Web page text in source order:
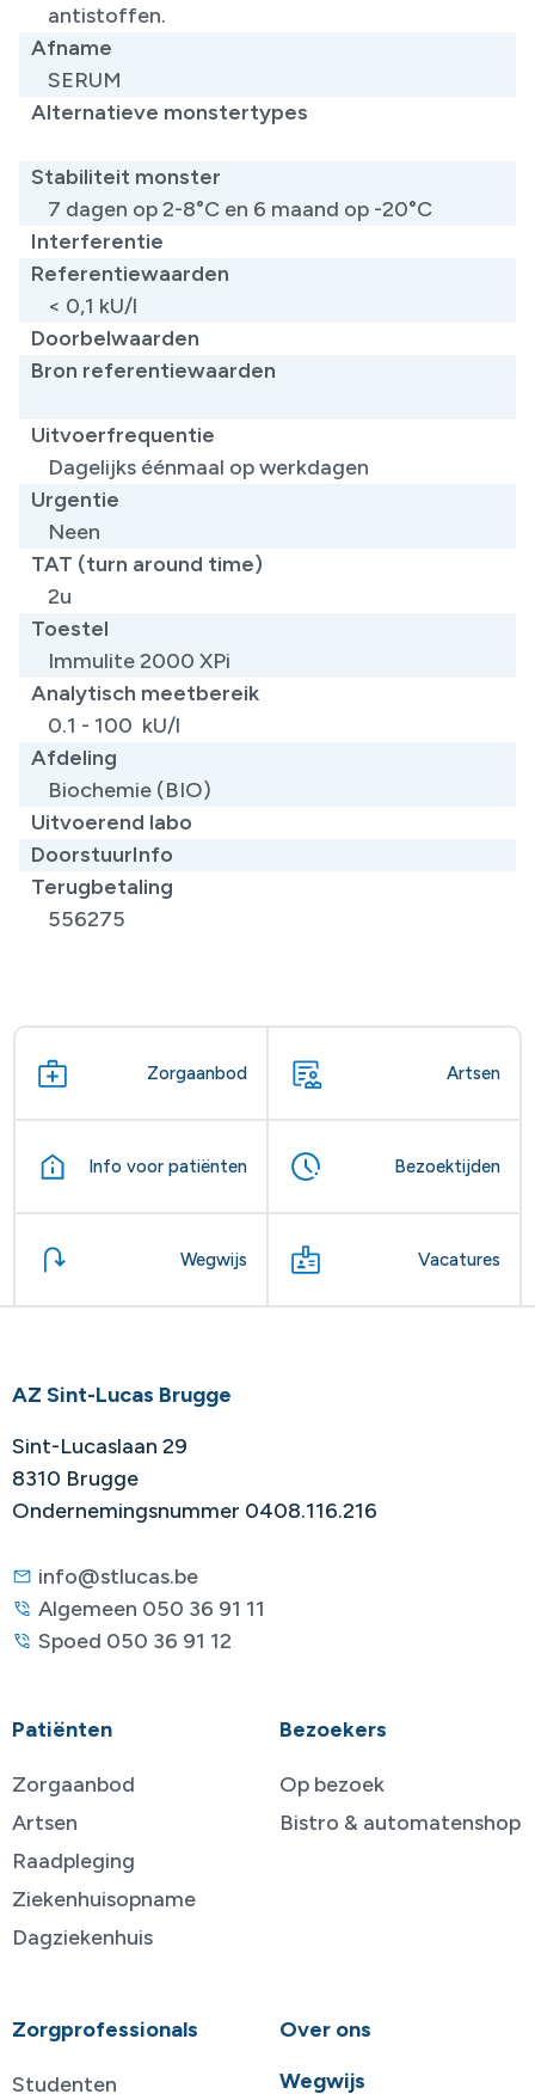
antistoffen.
Afname
SERUM
Alternatieve monstertypes
Stabiliteit monster
7 dagen op 2-8°C en 6 maand op -20°C
Interferentie
Referentiewaarden
< 0,1 kU/l
Doorbelwaarden
Bron referentiewaarden
Uitvoerfrequentie
Dagelijks éénmaal op werkdagen
Urgentie
Neen
TAT (turn around time)
2u
Toestel
Immulite 2000 XPi
Analytisch meetbereik
0.1 - 100 kU/l
Afdeling
Biochemie (BIO)
Uitvoerend labo
DoorstuurInfo
Terugbetaling
556275
Zorgaanbod Artsen
Info voor patiënten Bezoektijden
Wegwijs Vacatures
AZ Sint-Lucas Brugge
Sint-Lucaslaan 29
8310 Brugge
Ondernemingsnummer 0408.116.216
info@stlucas.be
Algemeen 050 36 91 11
Spoed 050 36 91 12
Patiënten
Zorgaanbod
Artsen
Raadpleging
Ziekenhuisopname
Dagziekenhuis
Bezoekers
Op bezoek
Bistro & automatenshop
Zorgprofessionals
Studenten
Over ons
Wegwijs